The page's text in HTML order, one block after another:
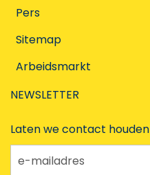
Pers
Sitemap
Arbeidsmarkt
NEWSLETTER
Laten we contact houden
e-mailadres